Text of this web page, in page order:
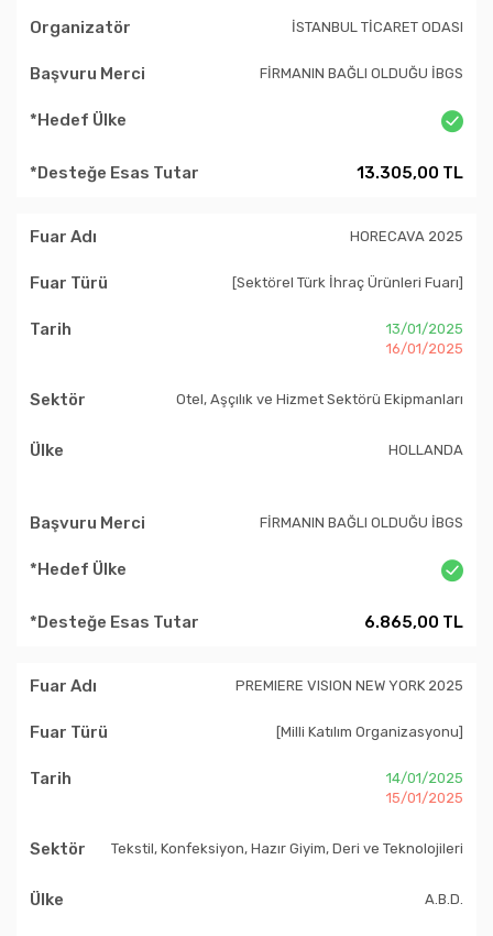
İSTANBUL TİCARET ODASI
FİRMANIN BAĞLI OLDUĞU İBGS
13.305,00 TL
HORECAVA 2025
[Sektörel Türk İhraç Ürünleri Fuarı]
13/01/2025
16/01/2025
Otel, Aşçılık ve Hizmet Sektörü Ekipmanları
HOLLANDA
FİRMANIN BAĞLI OLDUĞU İBGS
6.865,00 TL
PREMIERE VISION NEW YORK 2025
[Milli Katılım Organizasyonu]
14/01/2025
15/01/2025
Tekstil, Konfeksiyon, Hazır Giyim, Deri ve Teknolojileri
A.B.D.